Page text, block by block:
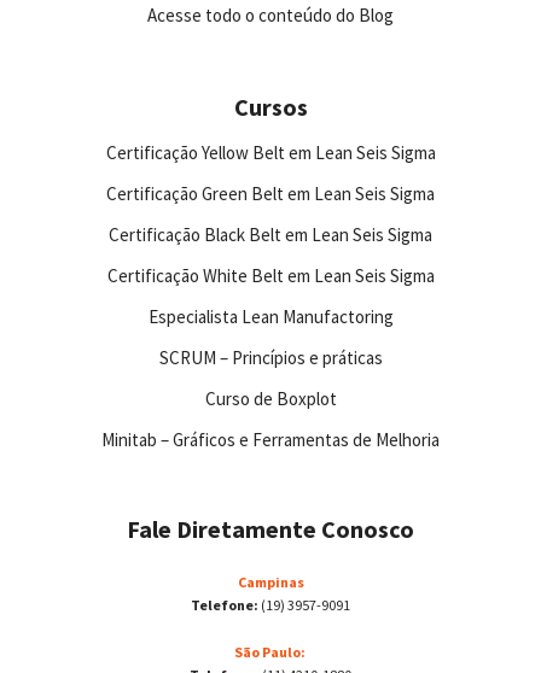
Acesse todo o conteúdo do Blog
Cursos
Certificação Yellow Belt em Lean Seis Sigma
Certificação Green Belt em Lean Seis Sigma
Certificação Black Belt em Lean Seis Sigma
Certificação White Belt em Lean Seis Sigma
Especialista Lean Manufactoring
SCRUM – Princípios e práticas
Curso de Boxplot
Minitab – Gráficos e Ferramentas de Melhoria
Fale Diretamente Conosco
Campinas
Telefone: (19) 3957-9091
São Paulo: